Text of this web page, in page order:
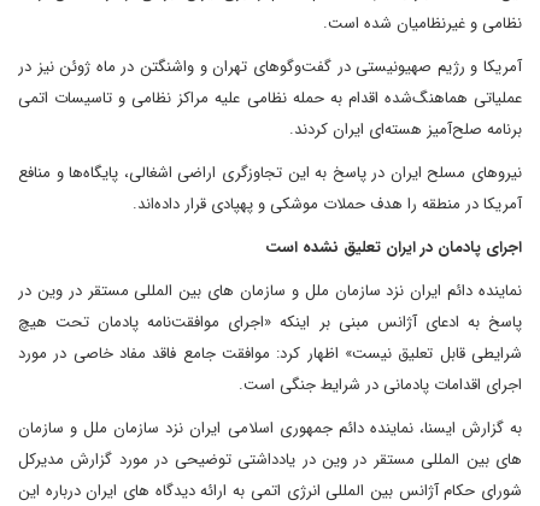
نظامی و غیرنظامیان شده است.
آمریکا و رژیم صهیونیستی در گفت‌وگوهای تهران و واشنگتن در ماه ژوئن نیز در
عملیاتی هماهنگ‌شده اقدام به حمله نظامی علیه مراکز نظامی و تاسیسات اتمی
برنامه صلح‌آمیز هسته‌ای ایران کردند.
نیروهای مسلح ایران در پاسخ به این تجاوزگری اراضی اشغالی، پایگاه‌ها و منافع
آمریکا در منطقه را هدف حملات موشکی و پهپادی قرار داده‌اند.
اجرای پادمان در ایران تعلیق نشده است
نماینده دائم ایران نزد سازمان ملل و سازمان های بین المللی مستقر در وین در
پاسخ به ادعای آژانس مبنی بر اینکه «اجرای موافقت‌نامه پادمان تحت هیچ
شرایطی قابل تعلیق نیست» اظهار کرد: موافقت جامع فاقد مفاد خاصی در مورد
اجرای اقدامات پادمانی در شرایط جنگی است.
به گزارش ایسنا، نماینده دائم جمهوری اسلامی ایران نزد سازمان ملل و سازمان
های بین المللی مستقر در وین در یادداشتی توضیحی در مورد گزارش مدیرکل
شورای حکام آژانس بین المللی انرژی اتمی به ارائه دیدگاه های ایران درباره این